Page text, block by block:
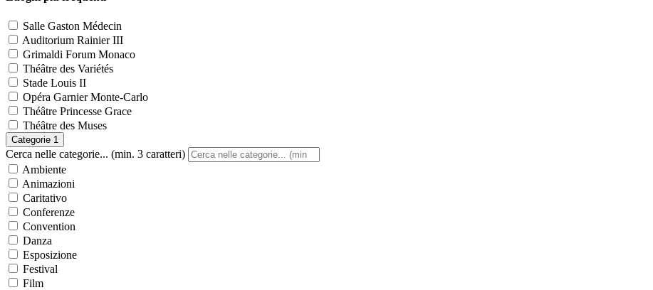
Salle Gaston Médecin
Auditorium Rainier III
Grimaldi Forum Monaco
Théâtre des Variétés
Stade Louis II
Opéra Garnier Monte-Carlo
Théâtre Princesse Grace
Théâtre des Muses
Categorie 1
Cerca nelle categorie... (min. 3 caratteri)
Ambiente
Animazioni
Caritativo
Conferenze
Convention
Danza
Esposizione
Festival
Film